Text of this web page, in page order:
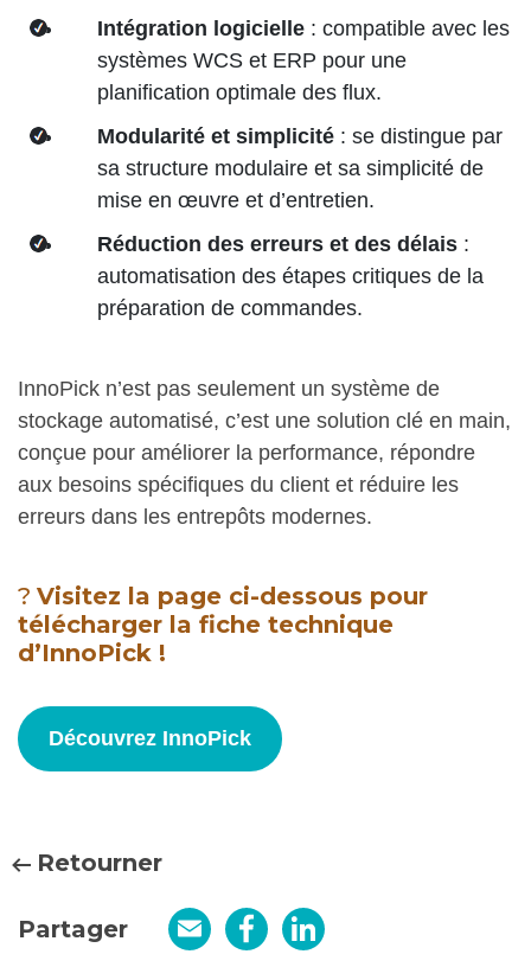
Intégration logicielle : compatible avec les
systèmes WCS et ERP pour une
planification optimale des flux.
Modularité et simplicité : se distingue par
sa structure modulaire et sa simplicité de
mise en œuvre et d’entretien.
Réduction des erreurs et des délais :
automatisation des étapes critiques de la
préparation de commandes.
InnoPick n’est pas seulement un système de
stockage automatisé, c’est une solution clé en main,
conçue pour améliorer la performance, répondre
aux besoins spécifiques du client et réduire les
erreurs dans les entrepôts modernes.
? Visitez la page ci-dessous pour
télécharger la fiche technique
d’InnoPick !
Découvrez InnoPick
Retourner
Partager Email Facebook